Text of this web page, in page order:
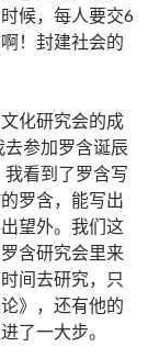
候，每人要交6
！封建社会的
化研究会的成
参加罗含诞辰
看到了罗含写
罗含，能写出
望外。我们这
含研究会里来
间去研究，只
》，还有他的
了一大步。